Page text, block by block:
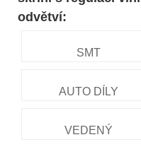
odvětví:
SMT
AUTO DÍLY
VEDENÝ